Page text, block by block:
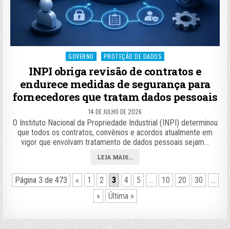
Posted
GOVERNO PROTEÇÃO DE DADOS
INPI obriga revisão de contratos e
endurece medidas de segurança para
fornecedores que tratam dados pessoais
14 DE JULHO DE 2026
O Instituto Nacional da Propriedade Industrial (INPI) determinou
que todos os contratos, convênios e acordos atualmente em
vigor que envolvam tratamento de dados pessoais sejam…
LEIA MAIS...
Página 3 de 473 « 1 2 3 4 5 ... 10 20 30
...
»
Última »